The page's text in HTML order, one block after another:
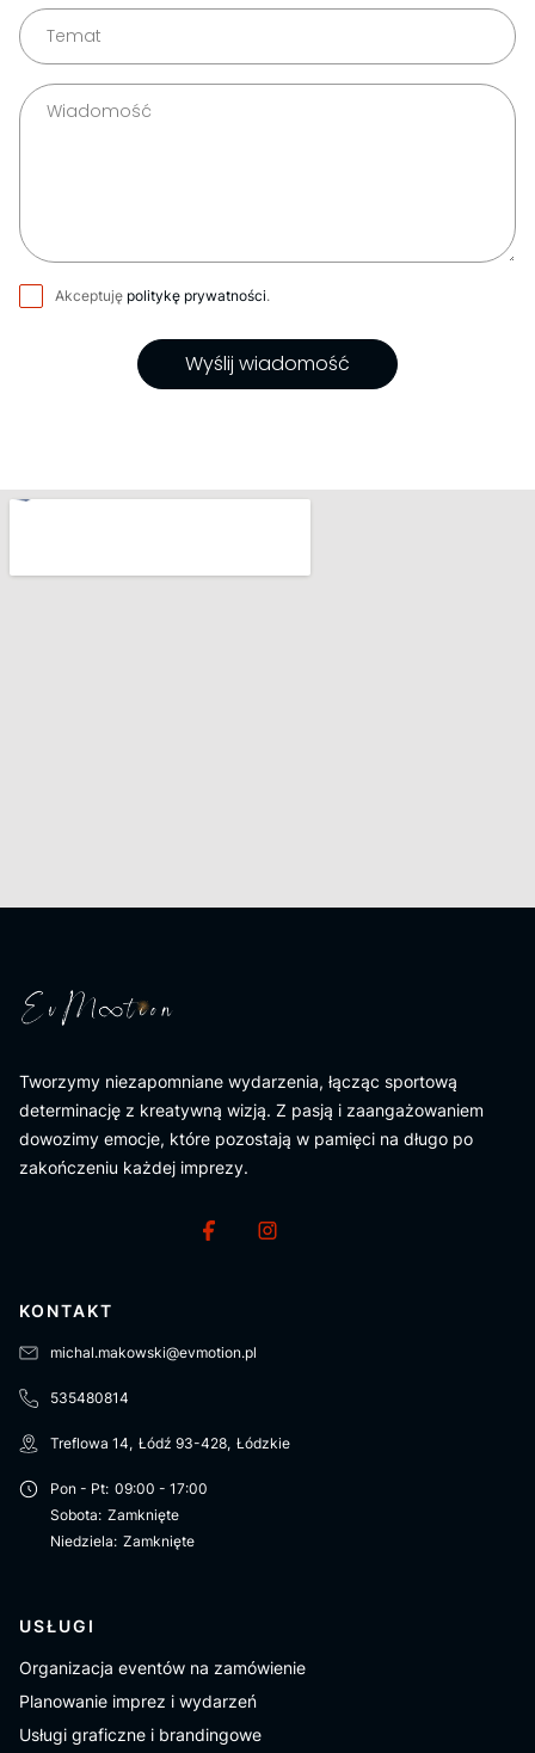
Akceptuję politykę prywatności.
Wyślij wiadomość
Tworzymy niezapomniane wydarzenia, łącząc sportową
determinację z kreatywną wizją. Z pasją i zaangażowaniem
dowozimy emocje, które pozostają w pamięci na długo po
zakończeniu każdej imprezy.
KONTAKT
michal.makowski@evmotion.pl
535480814
Treflowa 14, Łódź 93-428, Łódzkie
Pon - Pt: 09:00 - 17:00
Sobota: Zamknięte
Niedziela: Zamknięte
USŁUGI
Organizacja eventów na zamówienie
Planowanie imprez i wydarzeń
Usługi graficzne i brandingowe